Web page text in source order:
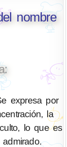
nombre
expresa por
la
lo que es